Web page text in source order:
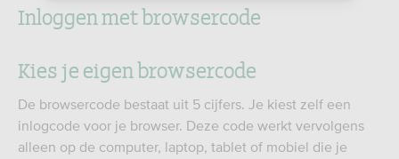
Inloggen met browsercode
Kies je eigen browsercode
De browsercode bestaat uit 5 cijfers. Je kiest zelf een
inlogcode voor je browser. Deze code werkt vervolgens
alleen op de computer, laptop, tablet of mobiel die je